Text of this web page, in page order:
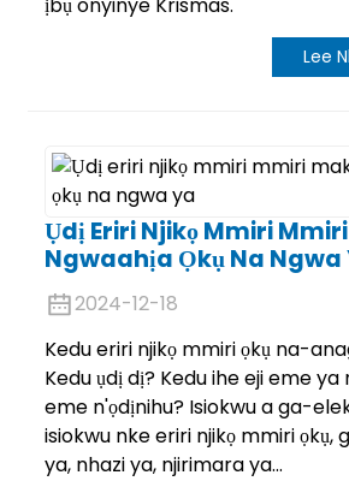
Lee
Ụdị Eriri Njikọ Mmiri
Ngwaahịa Ọkụ Na Ngwa
2024-12-18
Kedu eriri njikọ mmiri ọkụ na-
Kedu ụdị dị? Kedu ihe eji eme
eme n'ọdịnihu? Isiokwu a ga-
isiokwu nke eriri njikọ mmiri ọkụ,
ya, nhazi ya, njirimara ya...